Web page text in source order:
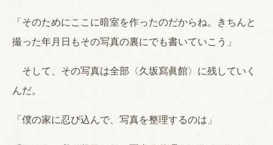
「そのためにここに暗室を作ったのだからね。きちんと
撮った年月日もその写真の裏にでも書いていこう」
そして、その写真は全部〈久坂寫眞館〉に残していく
んだ。
「僕の家に忍び込んで、写真を整理するのは」